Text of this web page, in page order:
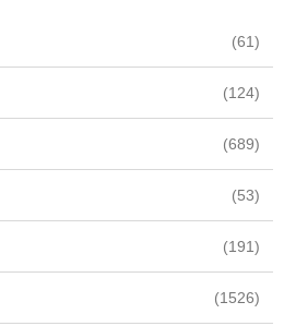
(61)
(124)
(689)
(53)
(191)
(1526)